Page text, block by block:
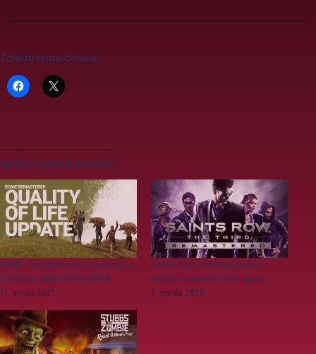
Zdieľaj tento článok:
MOŽNO VÁS BUDE ZAUJÍMAŤ
VIDEO • Zostih zlepšení a noviniek v
Total War: ROME REMASTERED
17. apríla 2021
Saints Row 3 dostane budúci
mesiac remasterovanú verziu
6. apríla 2020